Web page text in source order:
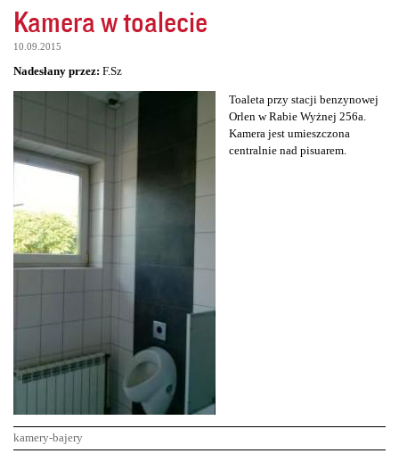
Kamera w toalecie
10.09.2015
Nadesłany przez: F.Sz
Toaleta przy stacji benzynowej
Orlen w Rabie Wyżnej 256a.
Kamera jest umieszczona
centralnie nad pisuarem.
kamery-bajery